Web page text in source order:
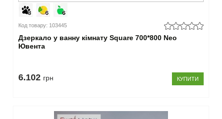
Код товару: 103445
Дзеркало у ванну кімнату Square 700*800 Neo
Ювента
6.102 грн КУПИТИ